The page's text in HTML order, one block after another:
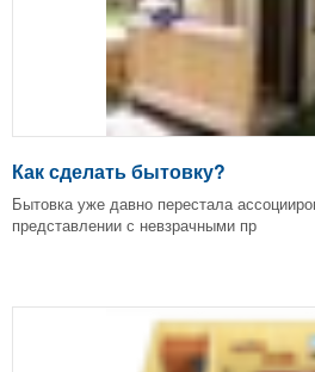
Как сделать бытовку?
Бытовка уже давно перестала
представлении с невзрачными пр